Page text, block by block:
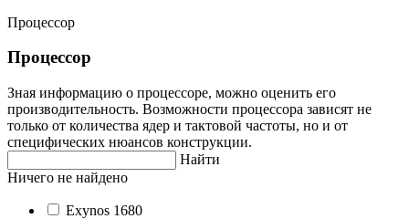
Процессор
Процессор
Зная информацию о процессоре, можно оценить его
производительность. Возможности процессора зависят не
только от количества ядер и тактовой частоты, но и от
специфических нюансов конструкции.
Найти
Ничего не найдено
Exynos 1680